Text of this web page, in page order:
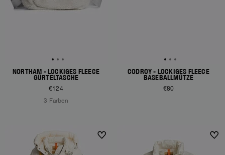
NORTHAM - LOCKIGES FLEECE
GÜRTELTASCHE
€124
3 Farben
CODROY - LOCKIGES FLEECE
BASEBALLMÜTZE
€80
NEW ARRIVALS NEW ARRIVALS